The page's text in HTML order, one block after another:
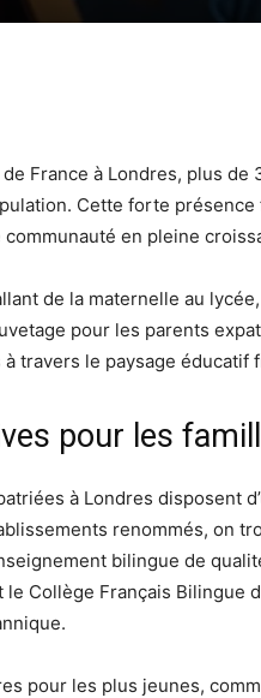
France à Londres, plus
Cette forte
en pleine
de la maternelle au
pour les parents
travers le paysage éducatif
pour les
à Londres disposent
renommés, on
bilingue de
le Collège Français
pour les plus jeunes,